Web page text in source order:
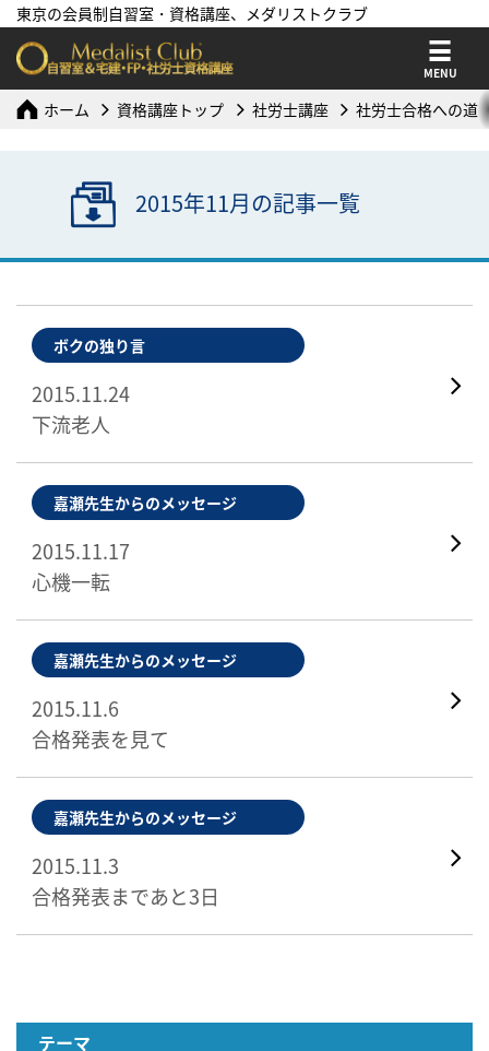
東京の会員制自習室・資格講座、メダリストクラブ
MENU
ホーム 資格講座トップ 社労士講座 社労士合格への道
2015年11月の記事一覧
ボクの独り言
2015.11.24
下流老人
嘉瀬先生からのメッセージ
2015.11.17
心機一転
嘉瀬先生からのメッセージ
2015.11.6
合格発表を見て
嘉瀬先生からのメッセージ
2015.11.3
合格発表まであと3日
テーマ